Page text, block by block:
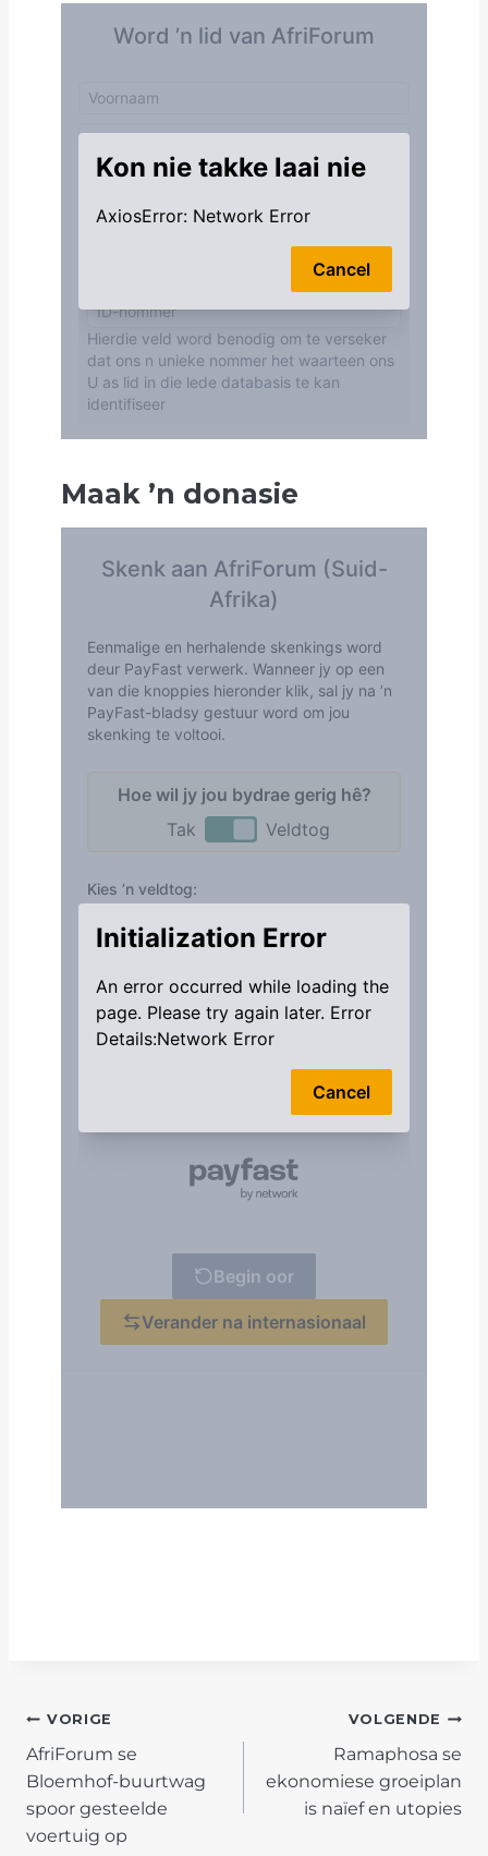
Maak ’n donasie
POST
NAVIGATION
VORIGE
AfriForum se
Bloemhof-buurtwag
spoor gesteelde
voertuig op
VOLGENDE
Ramaphosa se
ekonomiese groeiplan
is naïef en utopies